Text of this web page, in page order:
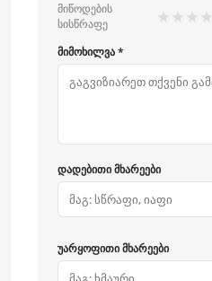
მიწოდების
სისწრაფე
★ ★ ★ ★
მიმოხილვა *
დადებითი მხარეები
უარყოფითი მხარეები